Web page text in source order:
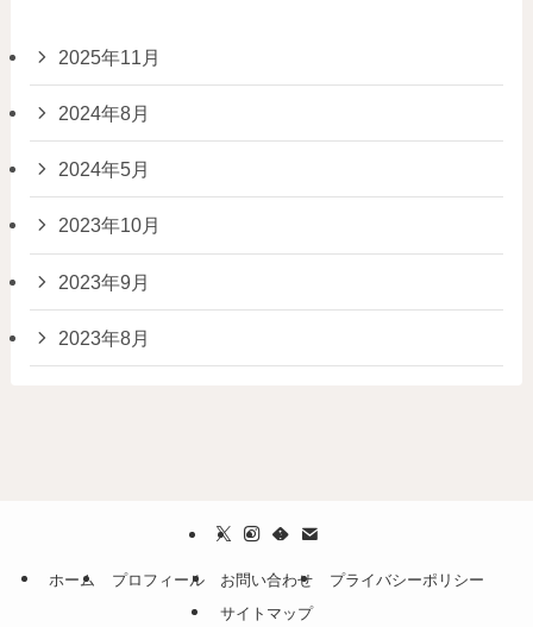
2025年11月
2024年8月
2024年5月
2023年10月
2023年9月
2023年8月
ホーム プロフィール お問い合わせ
プライバシーポリシー
サイトマップ